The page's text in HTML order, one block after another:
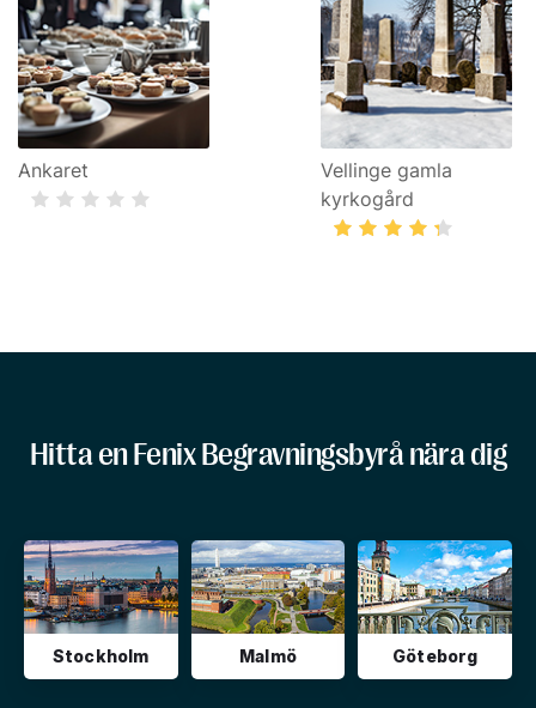
Ankaret
Vellinge gamla
kyrkogård
Hitta en Fenix Begravningsbyrå nära dig
Stockholm Malmö Göteborg